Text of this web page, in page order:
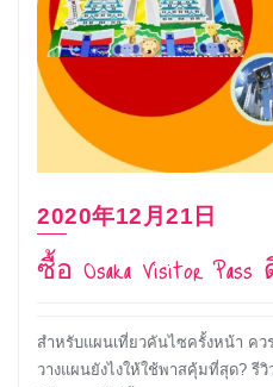
2020年12月21日
ซื้อ Osaka Visitor
สำหรับแผนเที่ยวคันไซครั้งหน้า คว
วางแผนยังไงให้ใช้พาสคุ้มที่สุด? รี